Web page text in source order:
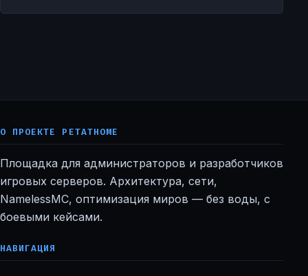
О ПРОЕКТЕ PETATHOME
Площадка для администраторов и разработчиков
игровых серверов. Архитектура, сети,
NamelessMC, оптимизация миров — без воды, с
боевыми кейсами.
НАВИГАЦИЯ